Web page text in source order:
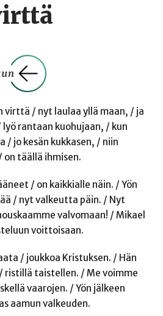
virttä / nyt laulaa yllä maan, / ja
rantaan kuohujaan, / kun
/ jo kesän kukkasen, / niin
on täällä ihmisen.
/ on kaikkialle näin. / Yön
/ nyt valkeutta päin. / Nyt
valvomaan! / Mikael
voittoisaan.
/ joukkoa Kristuksen. / Hän
ristillä taistellen. / Me voimme
vaarojen. / Yön jälkeen
aamun valkeuden.